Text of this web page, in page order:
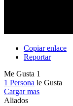
Copiar enlace
Reportar
Me Gusta 1
1 Persona le Gusta
Cargar mas
Aliados